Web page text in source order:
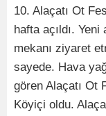
10. Alaçatı Ot
hafta açıldı.
mekanı ziyaret
sayede. Hava
gören Alaçatı Ot
Köyiçi oldu.